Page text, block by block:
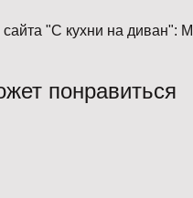
сайта "С кухни на диван":
понравиться